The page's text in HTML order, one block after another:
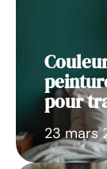
pour
23 mars